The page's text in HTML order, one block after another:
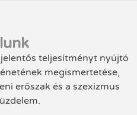
teljesítményt nyújtó
megismertetése,
erőszak és a szexizmus